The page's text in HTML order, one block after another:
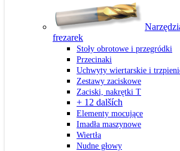
frezarek
Stoły obrotowe i przegródki
Przecinaki
Uchwyty wiertarskie i
Zestawy zaciskowe
Zaciski, nakrętki T
+ 12 dalších
Elementy mocujące
Imadła maszynowe
Wiertła
Nudne głowy